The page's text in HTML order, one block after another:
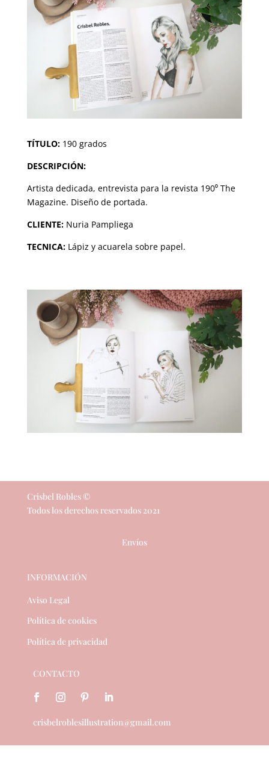
TÍTULO:190 grados
DESCRIPCIÓN:
Artista dedicada, entrevista para la revista 190⁰ The
Magazine. Diseño de portada.
CLIENTE:Nuria Pampliega
TECNICA: Lápiz y acuarela sobre papel.
Crisbel Robles ©
Todos los derechos reservados 2021
Envíos
INFORMACIÓN
Aviso Legal
Política de cookies
Política de privacidad
CONTACTO
crisbelroblesillustration@gmail.com